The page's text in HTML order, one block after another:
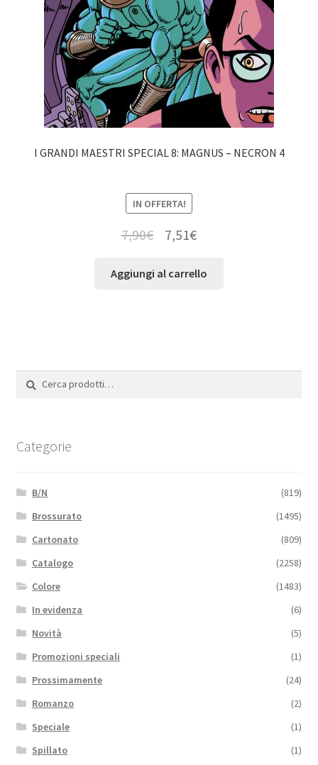
I GRANDI MAESTRI SPECIAL 8: MAGNUS – NECRON 4
IN OFFERTA!
7,90€ 7,51€
Aggiungi al carrello
Categorie
B/N
(819)
Brossurato
(1495)
Cartonato
(809)
Catalogo
(2258)
Colore
(1483)
In evidenza
(6)
Novità
(5)
Promozioni speciali
(1)
Prossimamente
(24)
Romanzo
(2)
Speciale
(1)
Spillato
(1)